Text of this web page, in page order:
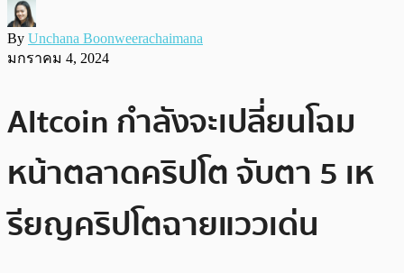
By Unchana Boonweerachaimana
มกราคม 4, 2024
Altcoin กำลังจะเปลี่ยนโฉม
หน้าตลาดคริปโต จับตา 5 เห
รียญคริปโตฉายแววเด่น